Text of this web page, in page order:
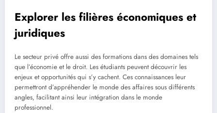
Explorer les filières économiques et
juridiques
Le secteur privé offre aussi des formations dans des domaines tels
que l’économie et le droit. Les étudiants peuvent découvrir les
enjeux et opportunités qui s’y cachent. Ces connaissances leur
permettront d’appréhender le monde des affaires sous différents
angles, facilitant ainsi leur intégration dans le monde
professionnel.